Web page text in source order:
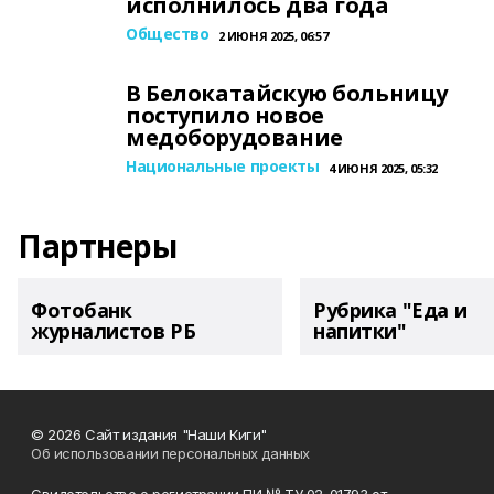
Общество 2 ИЮНЯ 2025, 06:57
В Белокатайскую больницу
поступило новое
медоборудование
Национальные проекты 4 ИЮНЯ 2025, 05:32
Партнеры
Фотобанк
журналистов РБ
Рубрика "Еда и
напитки"
© 2026 Сайт издания "Наши Киги"
Об использовании персональных данных